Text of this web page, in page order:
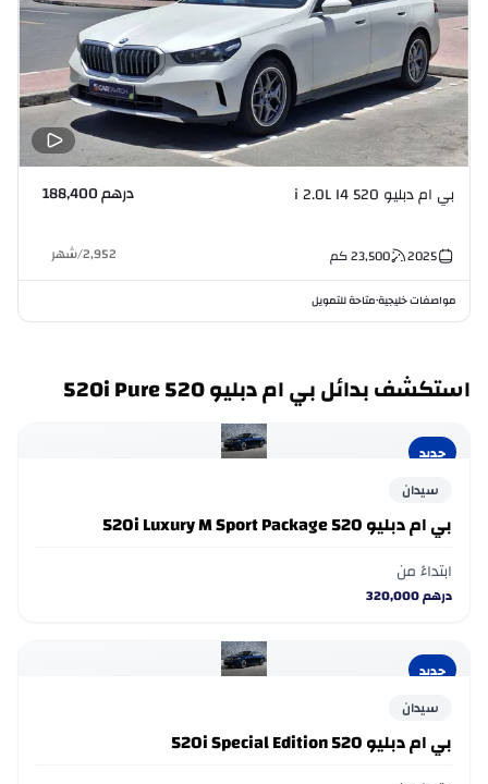
بي ام دبليو 520 i 2.0L I4 درهم 188,400
2025
23,500كم 2,952
/شهر
مواصفات خليجية•متاحة للتمويل
استكشف بدائل بي ام دبليو 520 520i Pure
جديد
سيدان
بي ام دبليو 520 520i Luxury M Sport Package
ابتداءً من
درهم320,000
جديد
سيدان
بي ام دبليو 520 520i Special Edition